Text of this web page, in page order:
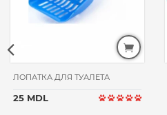
ЛОПАТКА ДЛЯ ТУАЛЕТА
25 MDL